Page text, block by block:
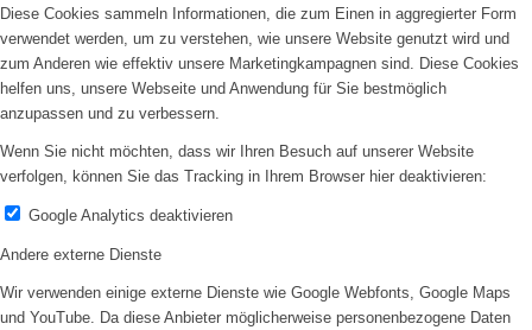
Diese Cookies sammeln Informationen, die zum Einen in aggregierter Form
verwendet werden, um zu verstehen, wie unsere Website genutzt wird und
zum Anderen wie effektiv unsere Marketingkampagnen sind. Diese Cookies
helfen uns, unsere Webseite und Anwendung für Sie bestmöglich
anzupassen und zu verbessern.
Wenn Sie nicht möchten, dass wir Ihren Besuch auf unserer Website
verfolgen, können Sie das Tracking in Ihrem Browser hier deaktivieren:
Google Analytics deaktivieren
Andere externe Dienste
Wir verwenden einige externe Dienste wie Google Webfonts, Google Maps
und YouTube. Da diese Anbieter möglicherweise personenbezogene Daten